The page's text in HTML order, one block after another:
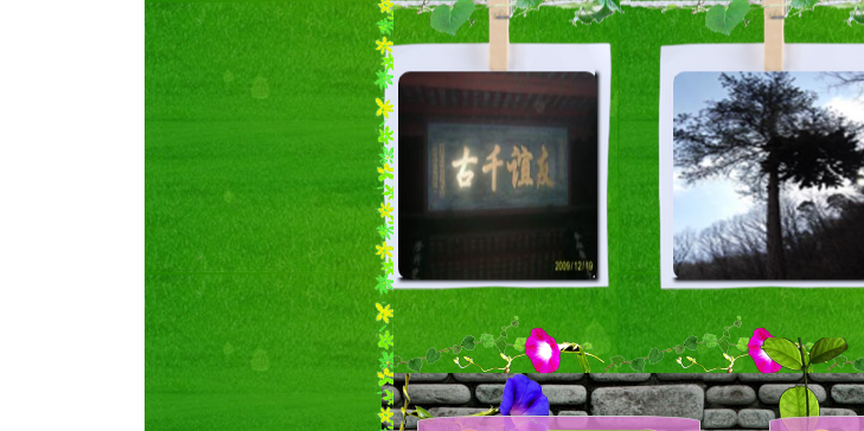
网页对话框模式窗口
html页面 打印\关闭\设为首页\...
窗口全屏显示
窗口最大化与最小化
窗口自动居中
鼠标感应渐显图片
js图片漂动效果例子
用css滤镜实现的图片透明度及渐变效...
CSS background-pos...
html中不同背景使用同一张png图...
鼠标拖拉自由缩放图片
JS控制图片水韵的渐现效果
牌匾友谊千古
牌匾友谊千古 襄垣仙堂山迎客松
襄垣仙堂山迎客松 襄垣